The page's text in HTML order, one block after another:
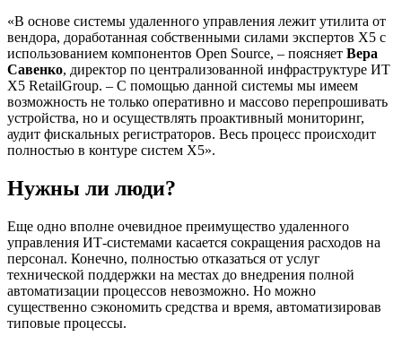
«В основе системы удаленного управления лежит утилита от
вендора, доработанная собственными силами экспертов Х5 с
использованием компонентов Open Source, – поясняет Вера
Савенко, директор по централизованной инфраструктуре ИТ
X5 RetailGroup. – С помощью данной системы мы имеем
возможность не только оперативно и массово перепрошивать
устройства, но и осуществлять проактивный мониторинг,
аудит фискальных регистраторов. Весь процесс происходит
полностью в контуре систем X5».
Нужны ли люди?
Еще одно вполне очевидное преимущество удаленного
управления ИТ-системами касается сокращения расходов на
персонал. Конечно, полностью отказаться от услуг
технической поддержки на местах до внедрения полной
автоматизации процессов невозможно. Но можно
существенно сэкономить средства и время, автоматизировав
типовые процессы.